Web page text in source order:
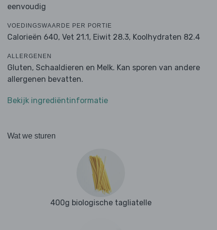
eenvoudig
VOEDINGSWAARDE PER PORTIE
Calorieën 640, Vet 21.1, Eiwit 28.3, Koolhydraten 82.4
ALLERGENEN
Gluten, Schaaldieren en Melk. Kan sporen van andere
allergenen bevatten.
Bekijk ingrediëntinformatie
Wat we sturen
400g biologische tagliatelle